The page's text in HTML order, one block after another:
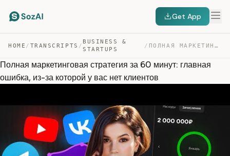
Get App
HOME / TRANSCRIPTS /
BUSINESS &
STARTUPS
/ ПОЛНАЯ МАРКЕТИНГОВАЯ СТРАТЕГИЯ ЗА 60 МИНУТ: ГЛАВНАЯ ОШИ… — TRANSCRIPT
Полная маркетинговая стратегия за 60 минут: главная
ошибка, из-за которой у вас нет клиентов